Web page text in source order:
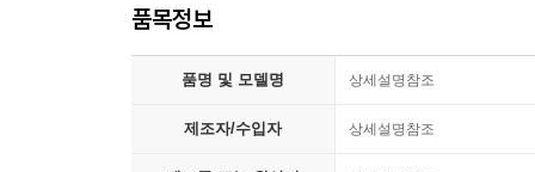
품목정보
품명 및 모델명 상세설명참조
제조자/수입자 상세설명참조